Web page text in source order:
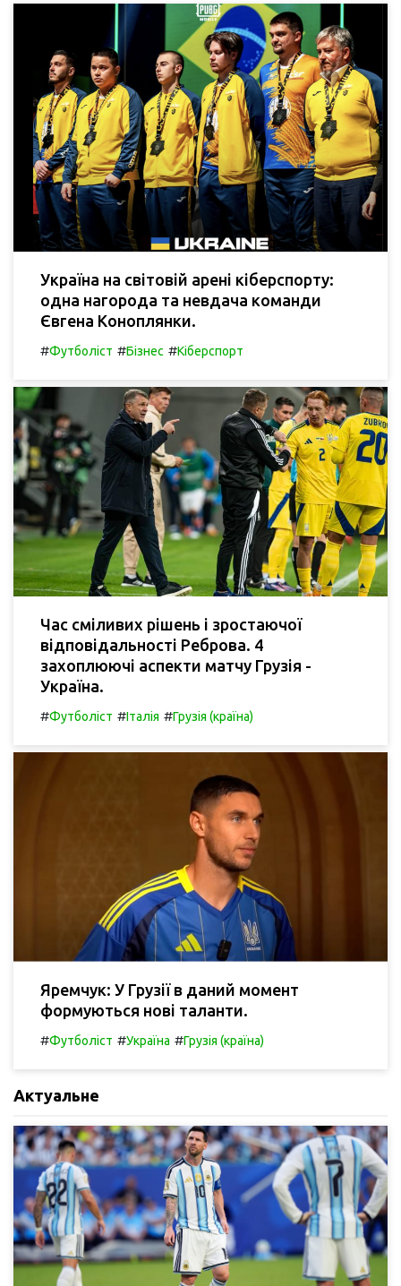
Україна на світовій арені кіберспорту:
одна нагорода та невдача команди
Євгена Коноплянки.
#Футболіст #Бізнес #Кіберспорт
Час сміливих рішень і зростаючої
відповідальності Реброва. 4
захоплюючі аспекти матчу Грузія -
Україна.
#Футболіст #Італія #Грузія (країна)
Яремчук: У Грузії в даний момент
формуються нові таланти.
#Футболіст #Україна #Грузія (країна)
Актуальне